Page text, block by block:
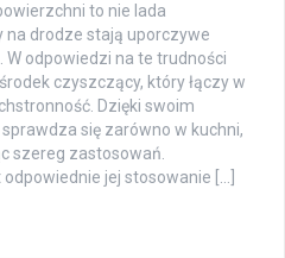
to nie lada
na drodze stają uporczywe
odpowiedzi na te trudności
czyszczący, który łączy w
Dzięki swoim
się zarówno w kuchni,
szereg zastosowań.
jej stosowanie […]